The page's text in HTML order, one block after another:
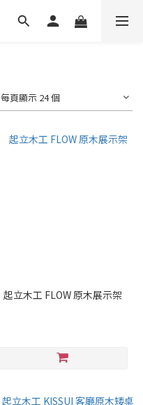
每頁顯示 24 個
起立木工 FLOW 原木展示架